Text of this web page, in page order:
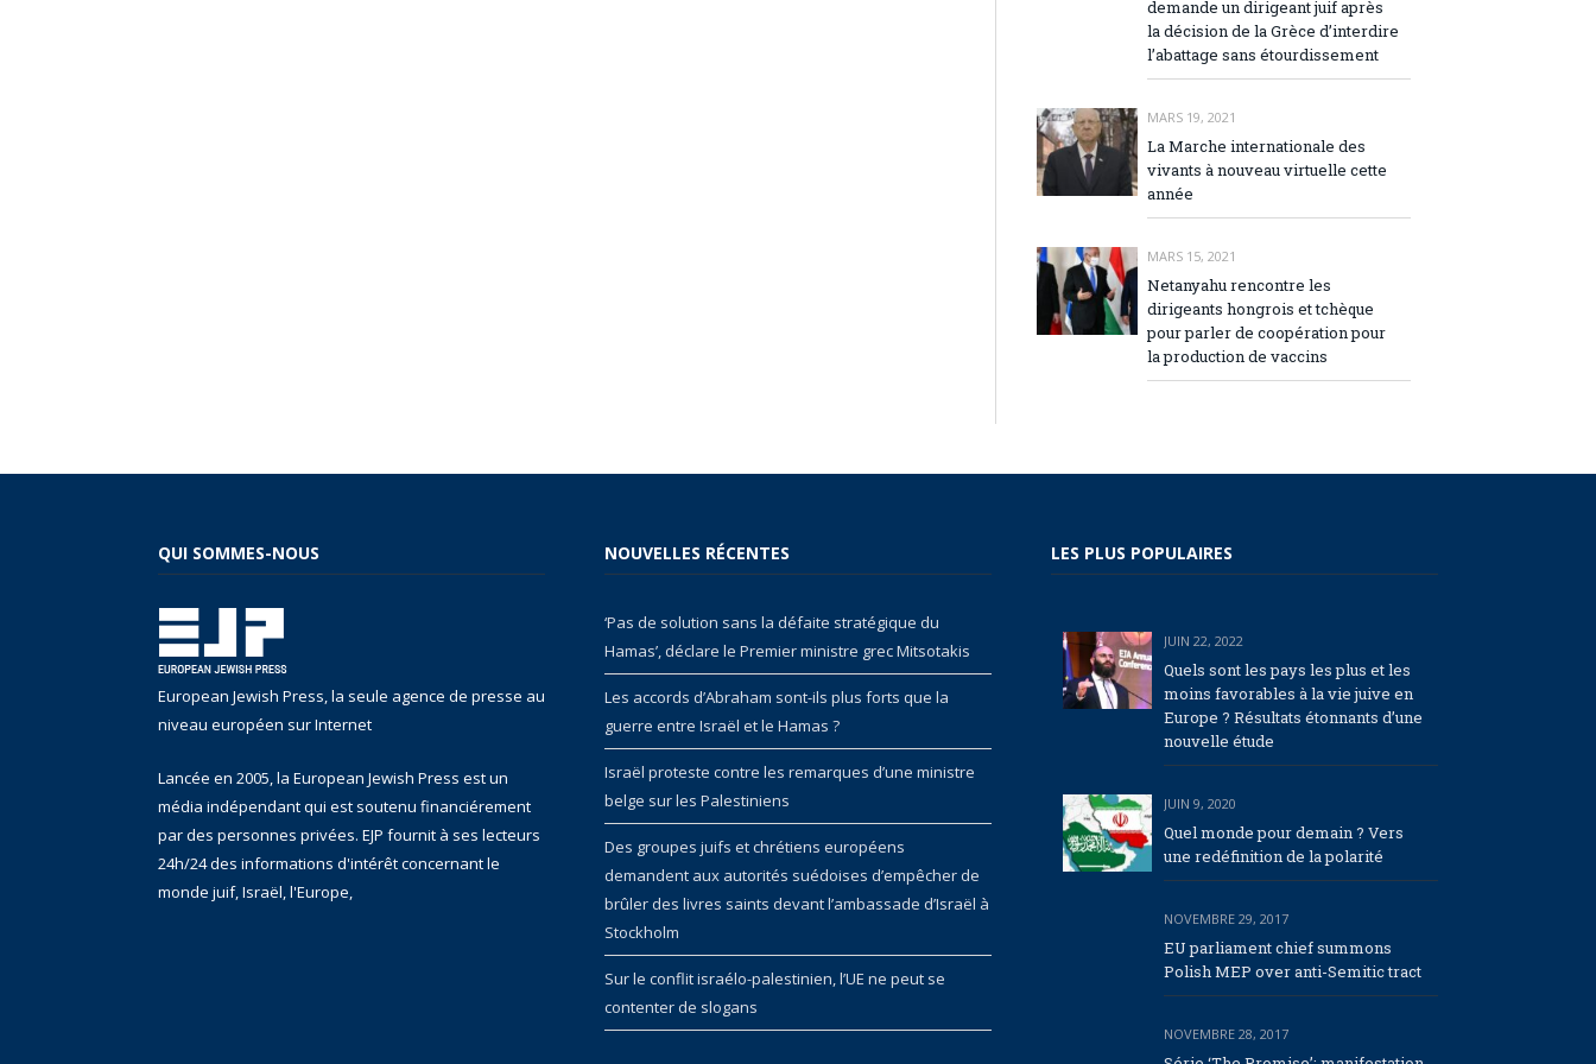
demande un dirigeant juif après
la décision de la Grèce d’interdire
l’abattage sans étourdissement
MARS 19, 2021
La Marche internationale des
vivants à nouveau virtuelle cette
année
MARS 15, 2021
Netanyahu rencontre les
dirigeants hongrois et tchèque
pour parler de coopération pour
la production de vaccins
QUI SOMMES-NOUS
European Jewish Press, la seule agence de presse au
niveau européen sur Internet
Lancée en 2005, la European Jewish Press est un
média indépendant qui est soutenu financiérement
par des personnes privées. EJP fournit à ses lecteurs
24h/24 des informations d'intérêt concernant le
monde juif, Israël, l'Europe,
NOUVELLES RÉCENTES
‘Pas de solution sans la défaite stratégique du
Hamas’, déclare le Premier ministre grec Mitsotakis
Les accords d’Abraham sont-ils plus forts que la
guerre entre Israël et le Hamas ?
Israël proteste contre les remarques d’une ministre
belge sur les Palestiniens
Des groupes juifs et chrétiens européens
demandent aux autorités suédoises d’empêcher de
brûler des livres saints devant l’ambassade d’Israël à
Stockholm
Sur le conflit israélo-palestinien, l’UE ne peut se
contenter de slogans
LES PLUS POPULAIRES
JUIN 22, 2022
Quels sont les pays les plus et les
moins favorables à la vie juive en
Europe ? Résultats étonnants d’une
nouvelle étude
JUIN 9, 2020
Quel monde pour demain ? Vers
une redéfinition de la polarité
NOVEMBRE 29, 2017
EU parliament chief summons
Polish MEP over anti-Semitic tract
NOVEMBRE 28, 2017